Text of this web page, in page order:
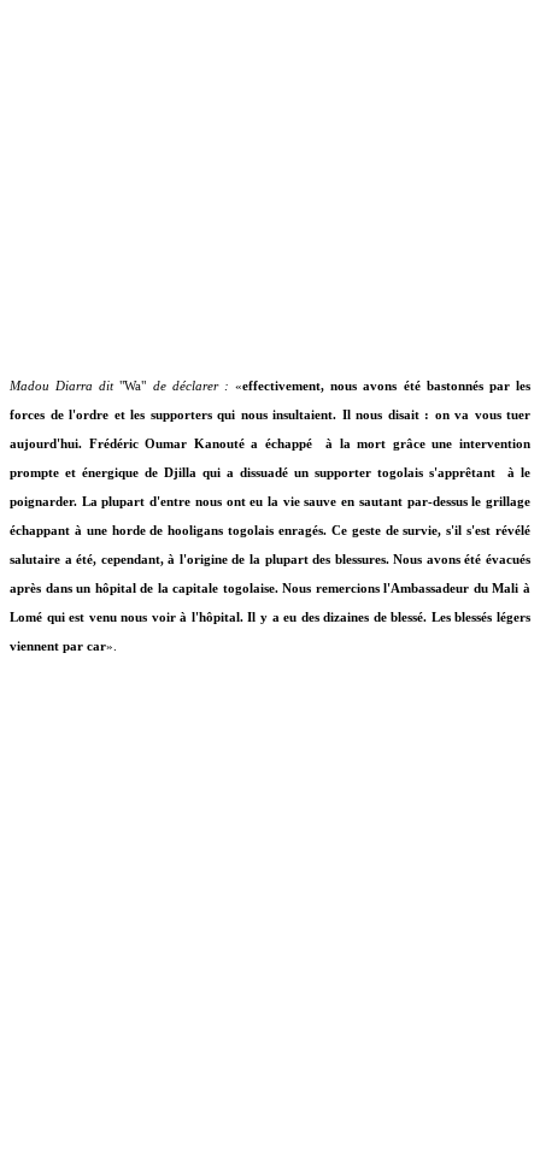
Madou Diarra dit"Wa" de déclarer :«effectivement, nous avons été bastonnés par les
forces de l'ordre et les supporters qui nous insultaient. Il nous disait : on va vous tuer
aujourd'hui. Frédéric Oumar Kanouté a échappé à la mort grâce une intervention
prompte et énergique de Djilla qui a dissuadé un supporter togolais s'apprêtant à le
poignarder. La plupart d'entre nous ont eu la vie sauve en sautant par-dessus le grillage
échappant à une horde de hooligans togolais enragés. Ce geste de survie, s'il s'est révélé
salutaire a été, cependant, à l'origine de la plupart des blessures. Nous avons été évacués
après dans un hôpital de la capitale togolaise. Nous remercions l'Ambassadeur du Mali à
Lomé qui est venu nous voir à l'hôpital. Il y a eu des dizaines de blessé. Les blessés légers
viennent par car».